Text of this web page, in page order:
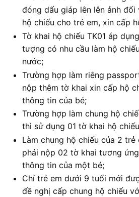
đóng dấu giáp lên lên ảnh
hộ chiếu cho trẻ em, xin cấp
Tờ khai hộ chiếu TK01 áp
tượng có nhu cầu làm hộ
nước;
Trường hợp làm riêng
nộp thêm tờ khai xin cấp hộ
thông tin của bé;
Trường hợp làm chung hộ
thì sử dụng 01 tờ khai hộ
Làm chung hộ chiếu của 2
phải nộp 02 tờ khai tương
thông tin của một bé;
Chỉ trẻ em dưới 9 tuổi mới
đề nghị cấp chung hộ chiếu